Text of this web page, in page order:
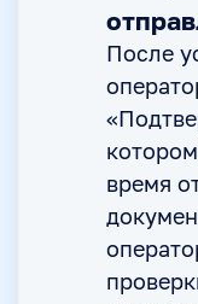
После
время